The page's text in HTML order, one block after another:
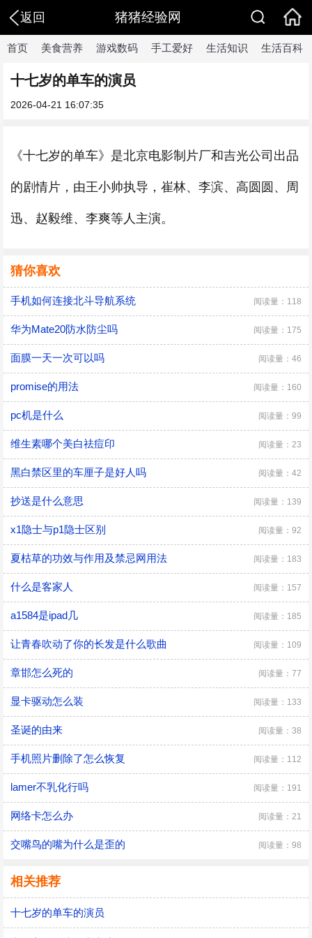
返回 猪猪经验网
首页 美食营养 游戏数码 手工爱好 生活知识 生活百科
十七岁的单车的演员
2026-04-21 16:07:35
《十七岁的单车》是北京电影制片厂和吉光公司出品
的剧情片，由王小帅执导，崔林、李滨、高圆圆、周
迅、赵毅维、李爽等人主演。
猜你喜欢
手机如何连接北斗导航系统 阅读量：118
华为Mate20防水防尘吗 阅读量：175
面膜一天一次可以吗 阅读量：46
promise的用法 阅读量：160
pc机是什么 阅读量：99
维生素哪个美白祛痘印 阅读量：23
黑白禁区里的车厘子是好人吗 阅读量：42
​抄送是什么意思 阅读量：139
x1隐士与p1隐士区别 阅读量：92
夏枯草的功效与作用及禁忌网用法 阅读量：183
什么是客家人 阅读量：157
a1584是ipad几 阅读量：185
让青春吹动了你的长发是什么歌曲 阅读量：109
章邯怎么死的 阅读量：77
显卡驱动怎么装 阅读量：133
圣诞的由来 阅读量：38
手机照片删除了怎么恢复 阅读量：112
lamer不乳化行吗 阅读量：191
网络卡怎么办 阅读量：21
交嘴鸟的嘴为什么是歪的 阅读量：98
相关推荐
十七岁的单车的演员